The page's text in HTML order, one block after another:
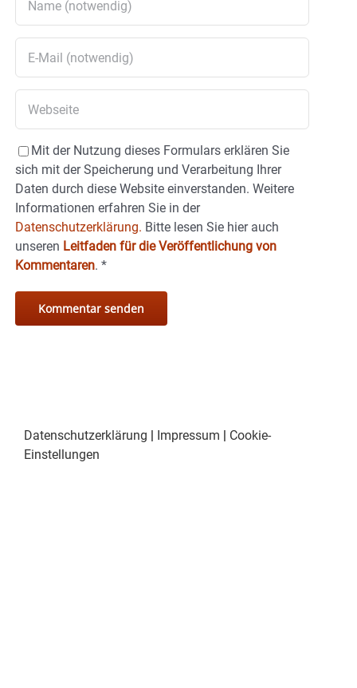
Mit der Nutzung dieses Formulars erklären Sie
sich mit der Speicherung und Verarbeitung Ihrer
Daten durch diese Website einverstanden. Weitere
Informationen erfahren Sie in der
Datenschutzerklärung. Bitte lesen Sie hier auch
unseren Leitfaden für die Veröffentlichung von
Kommentaren. *
Datenschutzerklärung Impressum
Cookie-
Einstellungen